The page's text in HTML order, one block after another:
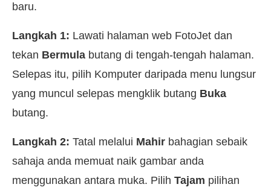
baru.
Langkah 1: Lawati halaman web FotoJet dan
tekan Bermula butang di tengah-tengah halaman.
Selepas itu, pilih Komputer daripada menu lungsur
yang muncul selepas mengklik butang Buka
butang.
Langkah 2: Tatal melalui Mahir bahagian sebaik
sahaja anda memuat naik gambar anda
menggunakan antara muka. Pilih Tajam pilihan